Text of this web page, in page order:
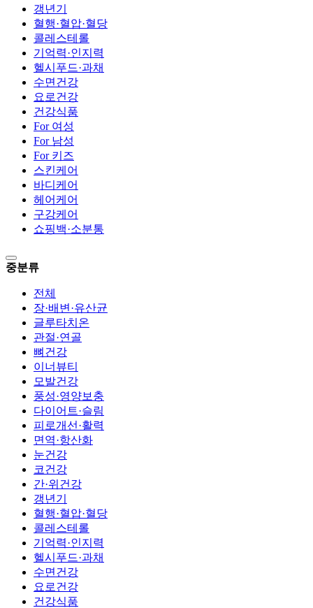
갱년기
혈행·혈압·혈당
콜레스테롤
기억력·인지력
헬시푸드·과채
수면건강
요로건강
건강식품
For 여성
For 남성
For 키즈
스킨케어
바디케어
헤어케어
구강케어
쇼핑백·소분통
중분류
전체
장·배변·유산균
글루타치온
관절·연골
뼈건강
이너뷰티
모발건강
풍성·영양보충
다이어트·슬림
피로개선·활력
면역·항산화
눈건강
코건강
간·위건강
갱년기
혈행·혈압·혈당
콜레스테롤
기억력·인지력
헬시푸드·과채
수면건강
요로건강
건강식품